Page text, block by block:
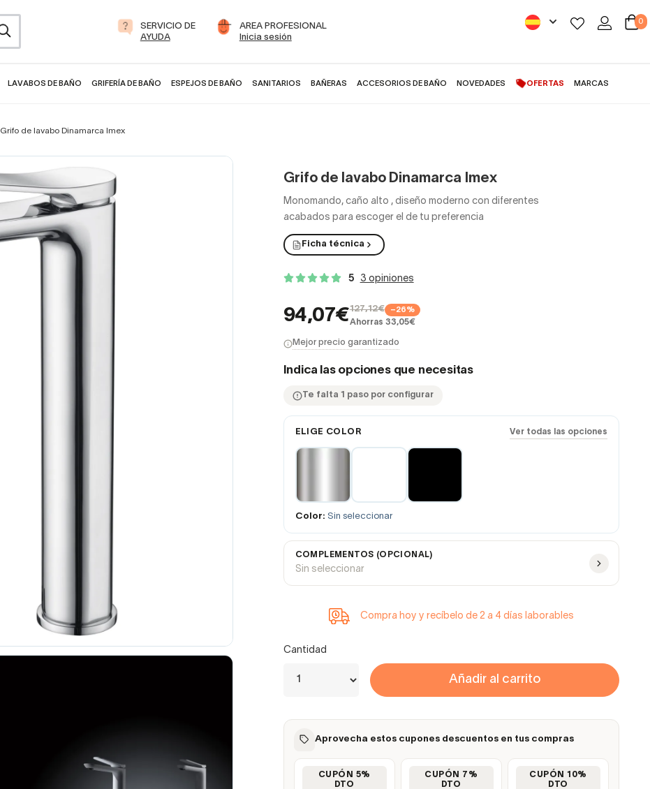
SERVICIO DE
AYUDA
AREA PROFESIONAL
Inicia sesión
0
LAVABOS DE BAÑO GRIFERÍA DE BAÑO ESPEJOS DE BAÑO SANITARIOS BAÑERAS ACCESORIOS DE BAÑO NOVEDADES OFERTAS MARCAS
Grifo de lavabo Dinamarca Imex
Grifo de lavabo Dinamarca Imex
Monomando, caño alto , diseño moderno con diferentes
acabados para escoger el de tu preferencia
Ficha técnica
5 3 opiniones
94,07€127,12€ −26%
Ahorras 33,05€
Mejor precio garantizado
Indica las opciones que necesitas
Te falta 1 paso por configurar
ELIGE COLOR Ver todas las opciones
Color: Sin seleccionar
COMPLEMENTOS (OPCIONAL)
Sin seleccionar
Compra hoy y recíbelo de 2 a 4 días laborables
Cantidad
Añadir al carrito
Aprovecha estos cupones descuentos en tus compras
CUPÓN 5%
DTO
CUPÓN 7%
DTO
CUPÓN 10%
DTO